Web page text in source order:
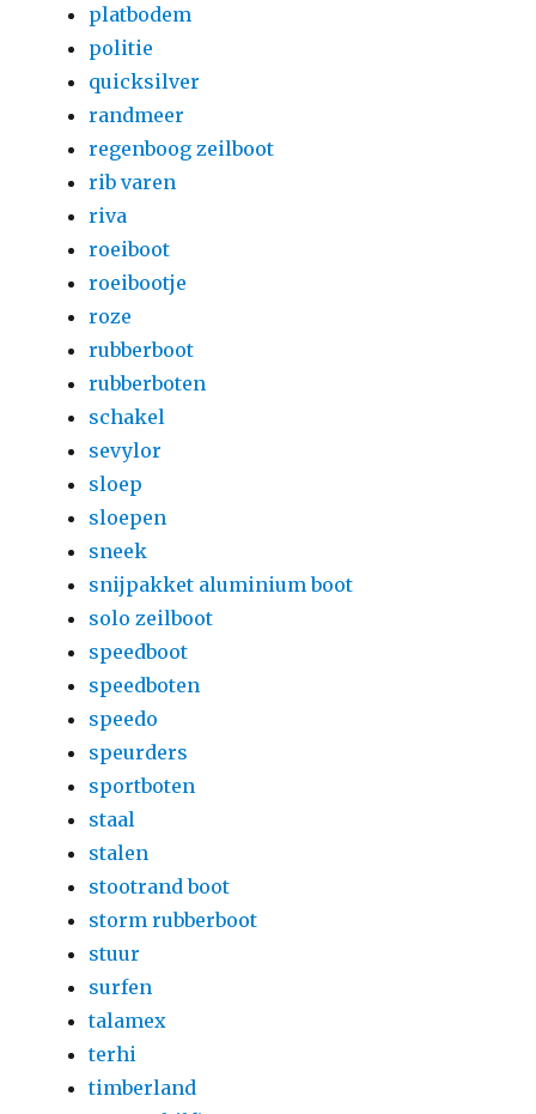
platbodem
politie
quicksilver
randmeer
regenboog zeilboot
rib varen
riva
roeiboot
roeibootje
roze
rubberboot
rubberboten
schakel
sevylor
sloep
sloepen
sneek
snijpakket aluminium boot
solo zeilboot
speedboot
speedboten
speedo
speurders
sportboten
staal
stalen
stootrand boot
storm rubberboot
stuur
surfen
talamex
terhi
timberland